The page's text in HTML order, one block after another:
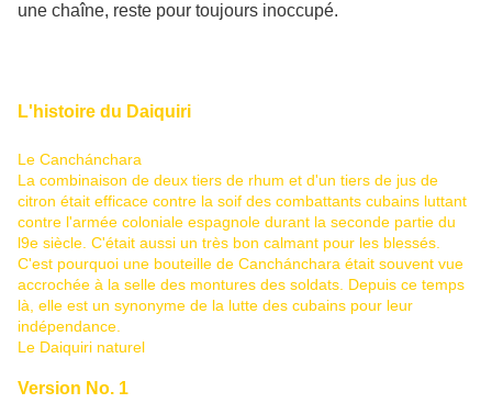
une chaîne, reste pour toujours inoccupé.
L'histoire du Daiquiri
Le Canchánchara
La combinaison de deux tiers de rhum et d'un tiers de jus de
citron était efficace contre la soif des combattants cubains luttant
contre l'armée coloniale espagnole durant la seconde partie du
l9e siècle. C'était aussi un très bon calmant pour les blessés.
C'est pourquoi une bouteille de Canchánchara était souvent vue
accrochée à la selle des montures des soldats. Depuis ce temps
là, elle est un synonyme de la lutte des cubains pour leur
indépendance.
Le Daiquiri naturel
Version No. 1